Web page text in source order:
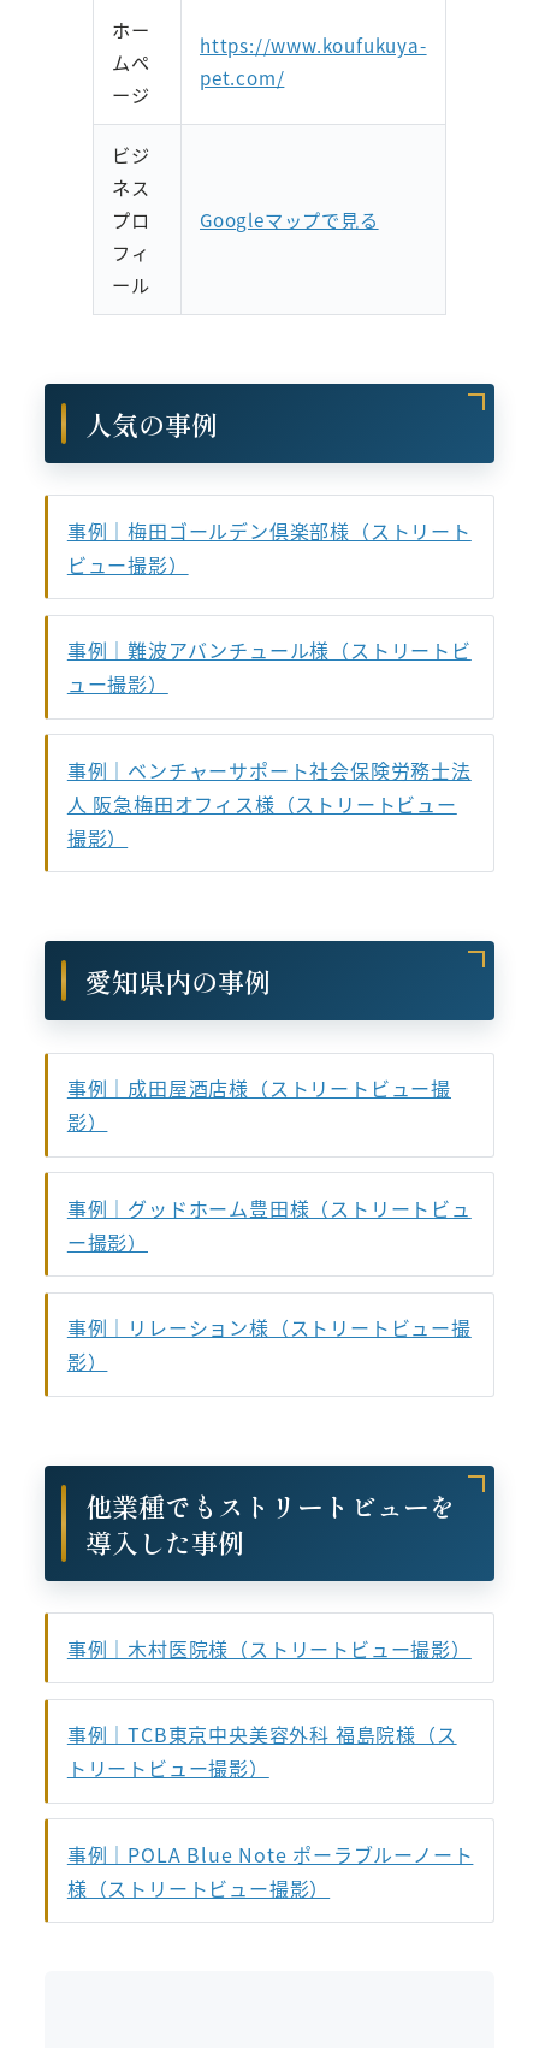
ホー
ムペ
ージ
https://www.koufukuya-
pet.com/
ビジ
ネス
プロ
フィ
ール
Googleマップで見る
人気の事例
事例｜梅田ゴールデン倶楽部様（ストリート
ビュー撮影）
事例｜難波アバンチュール様（ストリートビ
ュー撮影）
事例｜ベンチャーサポート社会保険労務士法
人 阪急梅田オフィス様（ストリートビュー
撮影）
愛知県内の事例
事例｜成田屋酒店様（ストリートビュー撮
影）
事例｜グッドホーム豊田様（ストリートビュ
ー撮影）
事例｜リレーション様（ストリートビュー撮
影）
他業種でもストリートビューを
導入した事例
事例｜木村医院様（ストリートビュー撮影）
事例｜TCB東京中央美容外科 福島院様（ス
トリートビュー撮影）
事例｜POLA Blue Note ポーラブルーノート
様（ストリートビュー撮影）